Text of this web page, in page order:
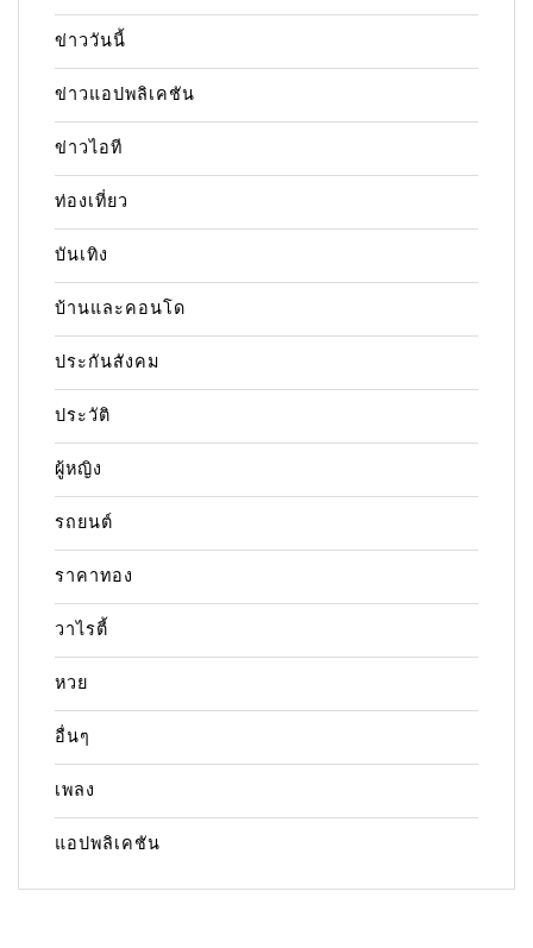
ข่าววันนี้
ข่าวแอปพลิเคชัน
ข่าวไอที
ท่องเที่ยว
บันเทิง
บ้านและคอนโด
ประกันสังคม
ประวัติ
ผู้หญิง
รถยนต์
ราคาทอง
วาไรตี้
หวย
อื่นๆ
เพลง
แอปพลิเคชัน